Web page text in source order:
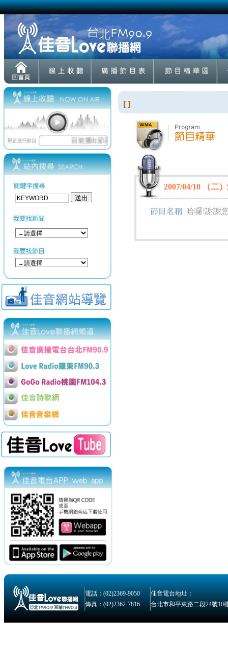
[ ]
2007/04/10 （二
節目名稱 哈囉!謝謝
電話：(02)2369-9050
佳音電台地址：
傳真：(02)2362-7816
台北市和平東路二段24號10